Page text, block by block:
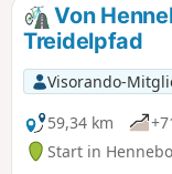
Von
Treidelpfad
Visorando-
59,34 km
Start in